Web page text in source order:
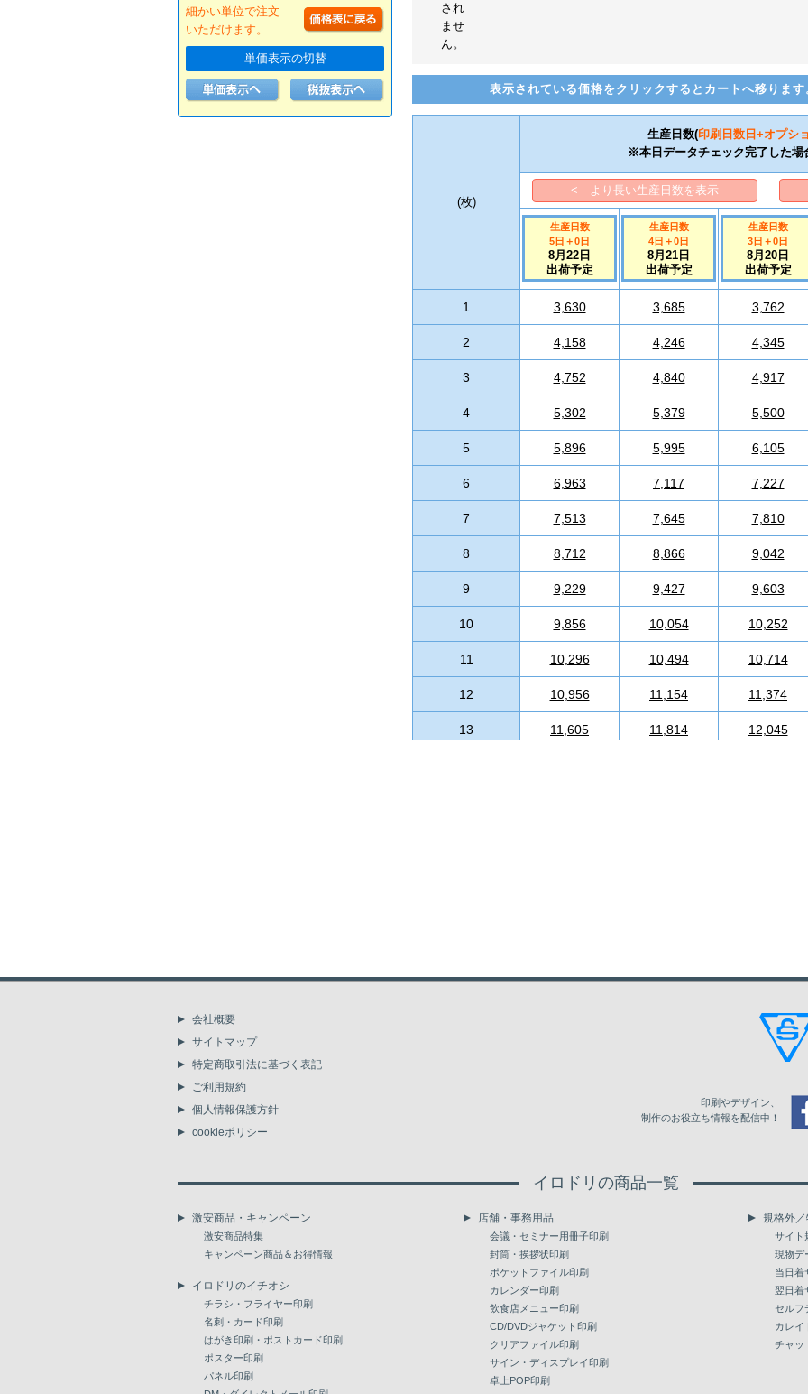
細かい単位で注文
いただけます。
単価表示の切替
され
ませ
ん。
表示されている価格をクリックするとカートへ移ります
(枚)
生産日数(印刷日数 日+オプシ
※本日データチェック完了した場
< より長い生産日数を表示
生産日数
5日 ＋0日
8月22日
出荷予定
生産日数
4日 ＋0日
8月21日
出荷予定
生産日数
3日 ＋0日
8月20日
出荷予定
1 3,630 3,685 3,762
2 4,158 4,246 4,345
3 4,752 4,840 4,917
4 5,302 5,379 5,500
5 5,896 5,995 6,105
6 6,963 7,117 7,227
7 7,513 7,645 7,810
8 8,712 8,866 9,042
9 9,229 9,427 9,603
10 9,856 10,054 10,252
11 10,296 10,494 10,714
12 10,956 11,154 11,374
13 11,605 11,814 12,045
20 17,182 17,512 17,842
18,744
19,624
20,977 21,384
26 22,242 22,671 23,100
27 23,067 23,980
23,892 24,838
24,706 25,674
25,509 26,532
26,301
会社概要
サイトマップ
特定商取引法に基づく表記
ご利用規約
個人情報保護方針
cookieポリシー
印刷やデザイン、
制作のお役立ち情報を配信中！
イロドリの商品一覧
激安商品・キャンペーン
激安商品特集
キャンペーン商品＆お得情報
イロドリのイチオシ
チラシ・フライヤー印刷
名刺・カード印刷
はがき印刷・ポストカード印刷
ポスター印刷
パネル印刷
店舗・事務用品
会議・セミナー用冊子印刷
封筒・挨拶状印刷
ポケットファイル印刷
カレンダー印刷
飲食店メニュー印刷
CD/DVDジャケット印刷
クリアファイル印刷
サイン・ディスプレイ印刷
卓上POP印刷
規格外
サイト
現物デ
当日着
翌日着
セルフ
カレイ
チャッ